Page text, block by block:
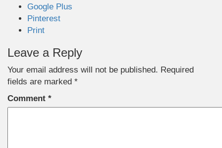
Google Plus
Pinterest
Print
Leave a Reply
Your email address will not be published. Required
fields are marked *
Comment *